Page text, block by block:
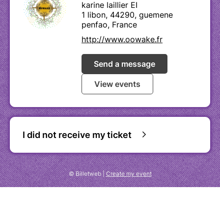
karine laillier EI
1 libon, 44290, guemene
penfao, France
http://www.oowake.fr
Send a message
View events
I did not receive my ticket
© Billetweb |Create my event